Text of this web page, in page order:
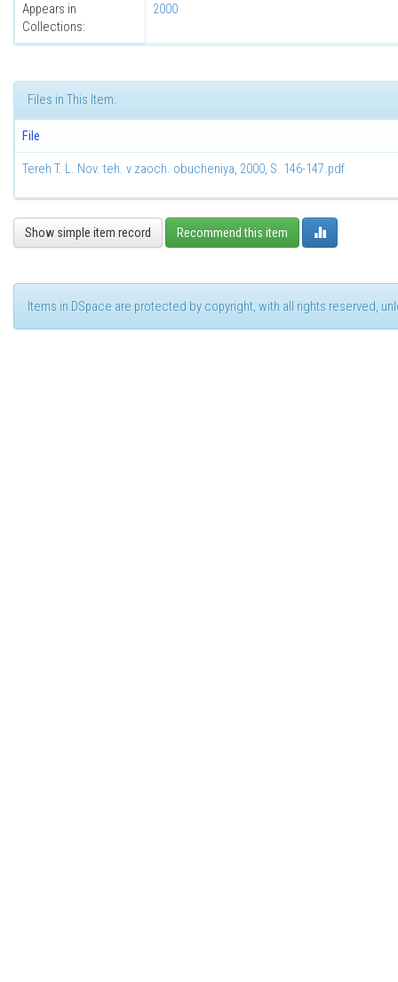
Appears in
Collections:
2000
Files in This Item:
File
Tereh T. L. Nov. teh. v zaoch. obucheniya, 2000, S. 146-147.pdf
Show simple item record Recommend this item
Items in DSpace are protected by copyright, with all rights reserved,